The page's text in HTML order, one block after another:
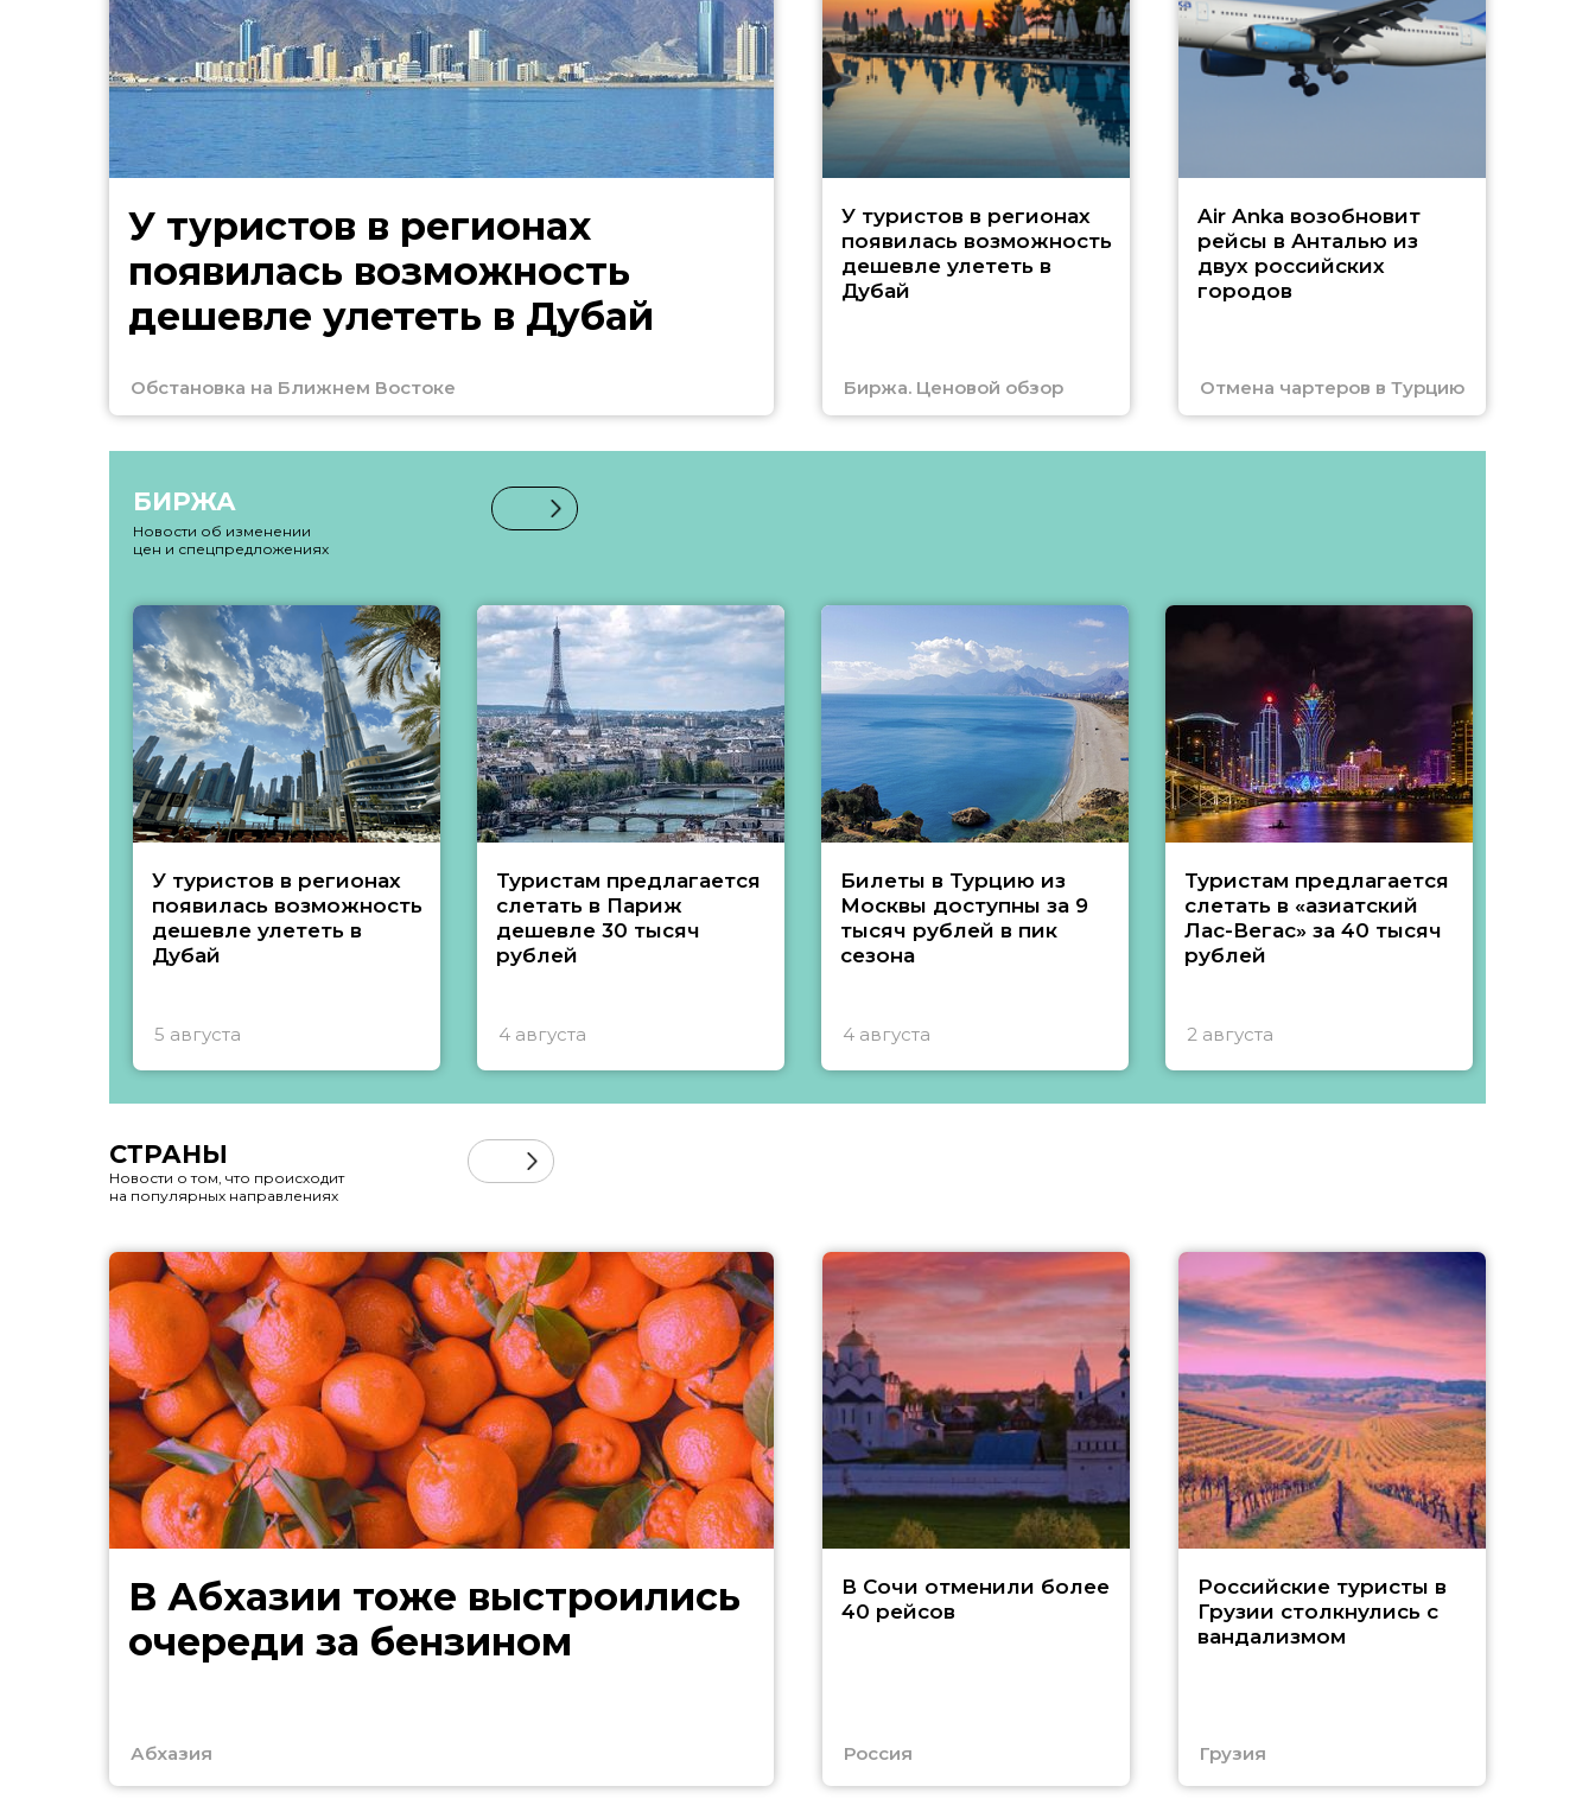
У туристов в регионах
появилась возможность
дешевле улететь в Дубай
Обстановка на Ближнем Востоке
У туристов в регионах
появилась возможность
дешевле улететь в
Дубай
Биржа. Ценовой обзор
Air Anka возобновит
рейсы в Анталью из
двух российских
городов
Отмена чартеров в Турцию
БИРЖА
Новости об изменении
цен и спецпредложениях
У туристов в регионах
появилась возможность
дешевле улететь в
Дубай
5 августа
Туристам предлагается
слетать в Париж
дешевле 30 тысяч
рублей
4 августа
Билеты в Турцию из
Москвы доступны за 9
тысяч рублей в пик
сезона
4 августа
Туристам предлагается
слетать в «азиатский
Лас-Вегас» за 40 тысяч
рублей
2 августа
СТРАНЫ
Новости о том, что происходит
на популярных направлениях
В Абхазии тоже выстроились
очереди за бензином
Абхазия
В Сочи отменили более
40 рейсов
Россия
Российские туристы в
Грузии столкнулись с
вандализмом
Грузия